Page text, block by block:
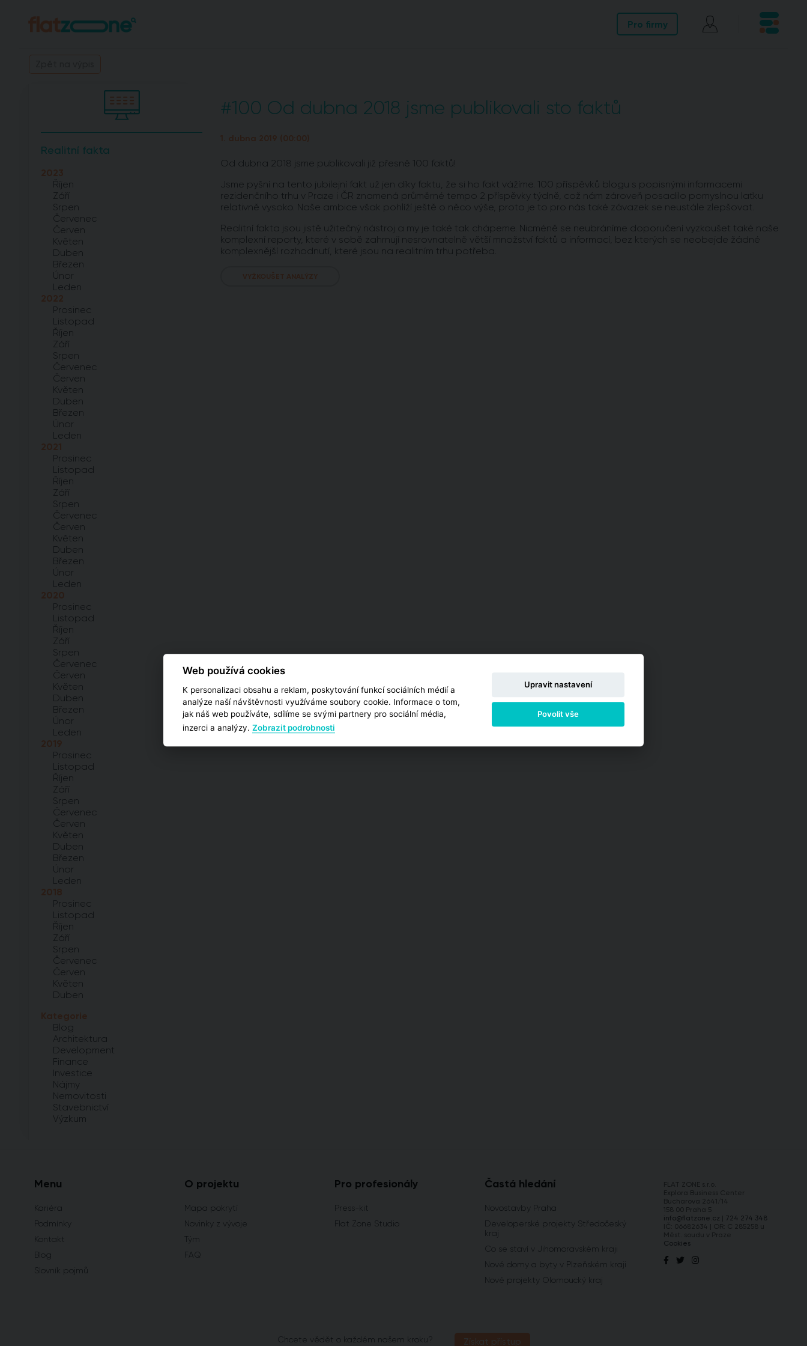
Pro firmy
Realitní fakta
2023
Říjen
Září
Srpen
Červenec
Červen
Květen
Duben
Březen
Únor
Leden
2022
Prosinec
Listopad
Říjen
Září
Srpen
Červenec
Červen
Květen
Duben
Březen
Únor
Leden
2021
Prosinec
Listopad
Říjen
Září
Srpen
Červenec
Červen
Květen
Duben
Březen
Únor
Leden
2020
Prosinec
Listopad
Říjen
Září
Srpen
Červenec
Červen
Květen
Duben
Březen
Únor
Leden
2019
Prosinec
Listopad
Říjen
Září
Srpen
Červenec
Červen
Květen
Duben
Březen
Únor
Leden
2018
Prosinec
Listopad
Říjen
Září
Srpen
Červenec
Červen
Květen
Duben
Kategorie
Blog
Architektura
Development
Finance
Investice
Nájmy
Nemovitosti
Stavebnictví
Výzkum
#100 Od dubna 2018 jsme publikovali sto faktů
1. dubna 2019 (00:00)
Od dubna 2018 jsme publikovali již přesně 100 faktů!
Jsme pyšní na tento jubilejní fakt už jen díky faktu, že si ho fakt vážíme. 100 příspěvků blogu s popisnými informacemi
rezidenčního trhu v Praze i ČR znamená průměrné tempo 2 příspěvky týdně, což nám zároveň posadilo pomyslnou laťku
relativně vysoko. Naše ambice však pohlíží ještě o něco výše, proto je to pro nás také závazek se neustále zlepšovat.
Realitní fakta jsou jistě užitečný nástroj a my je také tak chápeme. Nicméně se neubráníme doporučení vyzkoušet také naše
komplexní reporty, které v sobě zahrnují nesrovnatelně větší množství faktů a informací, bez kterých se neobejde žádné
komplexnější rozhodnutí, které jsou na realitním trhu potřeba.
VYŽKOUŠET ANALÝZY
Menu
Kariéra
Podmínky
Kontakt
Blog
Slovník pojmů
O projektu
Mapa pokrytí
Novinky z vývoje
Tým
FAQ
Pro profesionály
Press-kit
Flat Zone Studio
Častá hledání
Novostavby Praha
Developerské projekty Středočeský
kraj
Co se staví v Jihomoravském kraji
Nové domy a byty v Plzeňském kraji
Nové projekty Olomoucký kraj
info@flatzone.cz
724 274 348
Cookies
Chcete vědět o každém našem kroku?
Získat přístup
Web používá cookies
K personalizaci obsahu a reklam, poskytování funkcí sociálních médií a
analýze naší návštěvnosti využíváme soubory cookie. Informace o tom,
jak náš web používáte, sdílíme se svými partnery pro sociální média,
inzerci a analýzy. Zobrazit podrobnosti
Upravit nastavení
Povolit vše